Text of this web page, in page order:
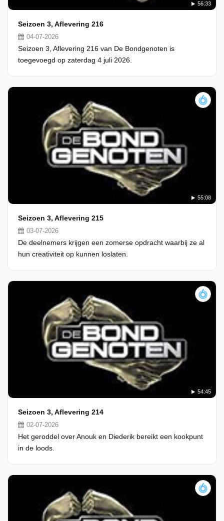
56:33
Seizoen 3, Aflevering 216
04-07-2026
Seizoen 3, Aflevering 216 van De Bondgenoten is
toegevoegd op zaterdag 4 juli 2026.
55:08
Seizoen 3, Aflevering 215
03-07-2026
De deelnemers krijgen een zomerse opdracht waarbij ze al
hun creativiteit op kunnen loslaten.
54:45
Seizoen 3, Aflevering 214
02-07-2026
Het geroddel over Anouk en Diederik bereikt een kookpunt
in de loods.